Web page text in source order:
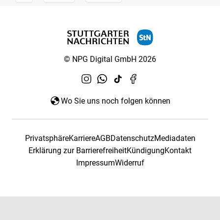
© NPG Digital GmbH 2026
Wo Sie uns noch folgen können
PrivatsphäreKarriereAGBDatenschutzMediadaten
Erklärung zur BarrierefreiheitKündigungKontakt
ImpressumWiderruf